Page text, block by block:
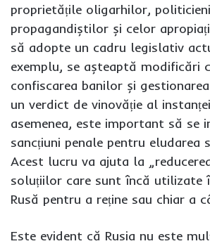
proprietățile oligarhilor,
propagandiștilor și celor
să adopte un cadru legislativ
exemplu, se așteaptă modificări
confiscarea banilor și
un verdict de vinovăție al
asemenea, este important să se
sancțiuni penale pentru eludarea
Acest lucru va ajuta la
soluțiilor care sunt încă utilizate
Rusă pentru a reține sau chiar a
Este evident că Rusia nu este